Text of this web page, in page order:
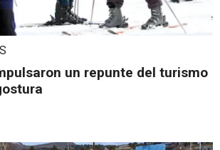
un repunte del turismo